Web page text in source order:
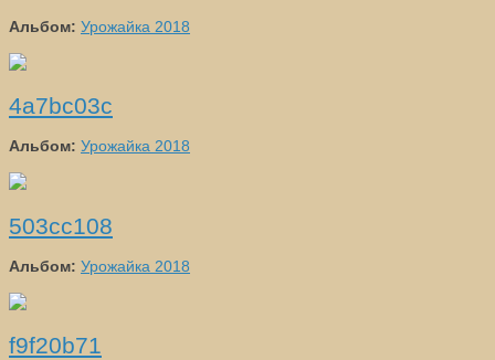
Альбом: Урожайка 2018
4a7bc03c
Альбом: Урожайка 2018
503cc108
Альбом: Урожайка 2018
f9f20b71